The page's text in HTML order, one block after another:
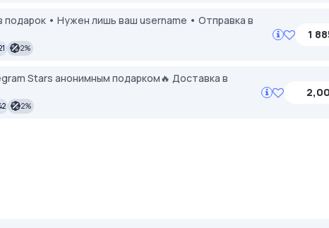
подарок • Нужен лишь ваш username • Отправка в
2%
1
Stars анонимным подарком🔥 Доставка в
2%